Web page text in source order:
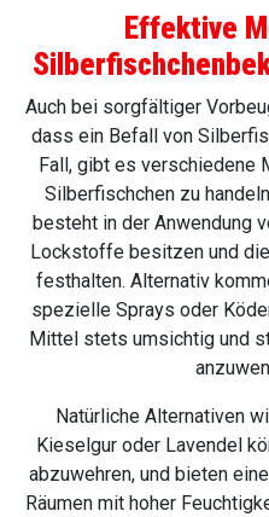
Effektive
Auch bei sorgfältiger
dass ein Befall von
Fall, gibt es verschiedene
Silberfischchen zu
besteht in der Anwendung
Lockstoffe besitzen und
festhalten. Alternativ
spezielle Sprays oder
Mittel stets umsichtig und
Natürliche Alternativen
Kieselgur oder Lavendel
abzuwehren, und bieten
Räumen mit hoher